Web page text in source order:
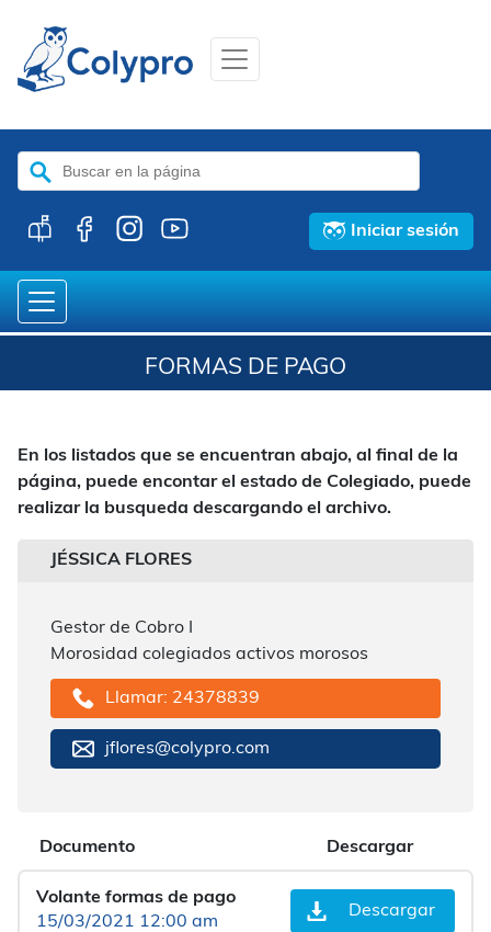
Buscar:
Iniciar sesión
FORMAS DE PAGO
En los listados que se encuentran abajo, al final de la
página, puede encontar el estado de Colegiado, puede
realizar la busqueda descargando el archivo.
JÉSSICA FLORES
Gestor de Cobro I
Morosidad colegiados activos morosos
Llamar: 24378839
jflores@colypro.com
Documento Descargar
Volante formas de pago
15/03/2021 12:00 am
Descargar